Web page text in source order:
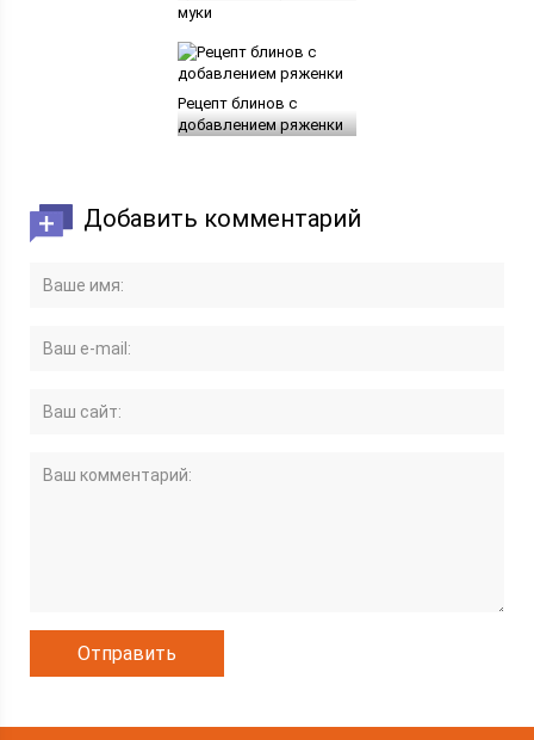
муки
Рецепт блинов с
добавлением ряженки
Добавить комментарий